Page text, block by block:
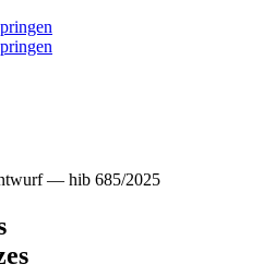
— hib 685/2025